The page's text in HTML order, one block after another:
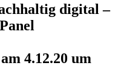
digital –
4.12.20 um